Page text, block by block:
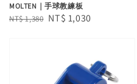
MOLTEN｜手球教練板
Regular
NT$ 1,380 Sale
NT$ 1,030